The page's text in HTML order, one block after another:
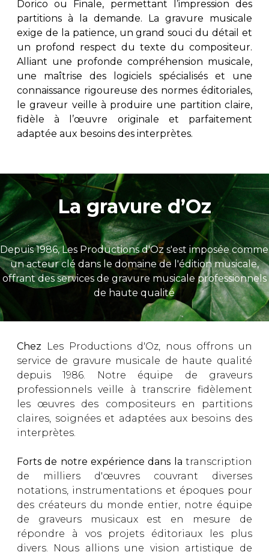
Dorico ou Finale, permettant l’impression des
partitions à la demande. La gravure musicale
exige de la patience, un grand souci du détail et
un profond respect du texte du compositeur.
Alliant une profonde compréhension musicale,
une maîtrise des logiciels spécialisés et une
connaissance rigoureuse des normes éditoriales,
le graveur veille à produire une partition claire,
fidèle à l’œuvre originale et parfaitement
adaptée aux besoins des interprètes.
La gravure d’Oz
Depuis 1986, Les Productions d'Oz s'est imposée comme
un acteur clé dans le domaine de l'édition musicale,
offrant des services de gravure musicale professionnels
de haute qualité
Chez
Les Productions d'Oz, nous offrons un
service de gravure musicale de haute qualité
depuis 1986. Notre équipe de graveurs
professionnels veille à transcrire fidèlement
les œuvres des compositeurs en partitions
claires, soignées et adaptées aux besoins des
interprètes.
Forts de notre expérience dans la transcription
de milliers d'œuvres couvrant diverses
notations, instrumentations et époques pour
des créateurs du monde entier, notre équipe
de graveurs musicaux est en mesure de
répondre à vos projets éditoriaux les plus
divers. Nous allions une vision artistique de